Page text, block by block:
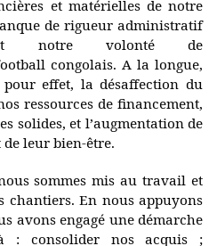
et matérielles de notre
de rigueur administratif
notre volonté de
congolais. A la longue,
effet, la désaffection du
ressources de financement,
solides, et l’augmentation de
leur bien-être.
sommes mis au travail et
chantiers. En nous appuyons
avons engagé une démarche
: consolider nos acquis ;